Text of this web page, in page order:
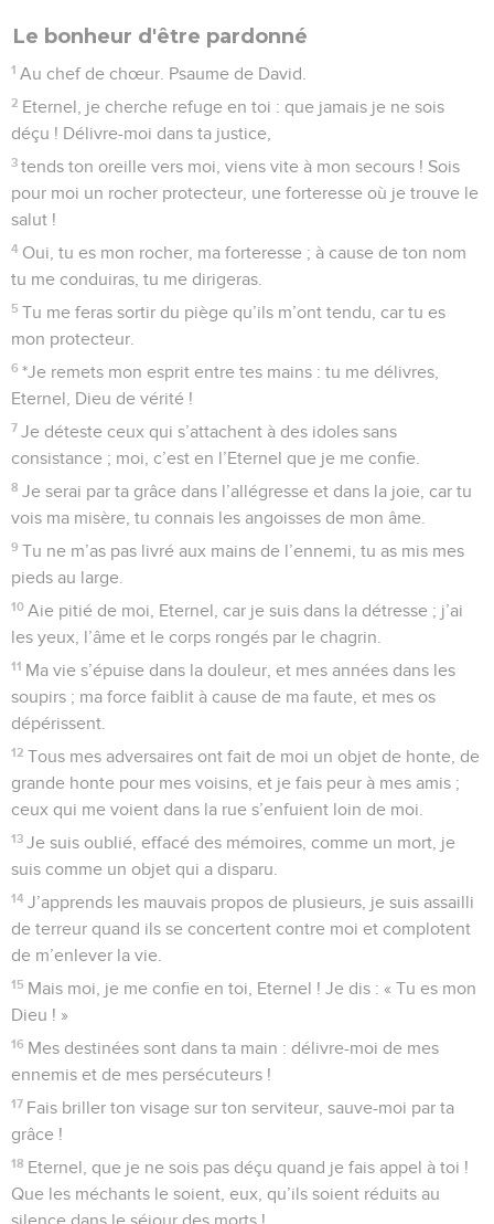
Le bonheur d'être pardonné
1 Au chef de chœur. Psaume de David.
2 Eternel, je cherche refuge en toi : que jamais je ne sois
déçu ! Délivre-moi dans ta justice,
3 tends ton oreille vers moi, viens vite à mon secours ! Sois
pour moi un rocher protecteur, une forteresse où je trouve le
salut !
4 Oui, tu es mon rocher, ma forteresse ; à cause de ton nom
tu me conduiras, tu me dirigeras.
5 Tu me feras sortir du piège qu’ils m’ont tendu, car tu es
mon protecteur.
6 *Je remets mon esprit entre tes mains : tu me délivres,
Eternel, Dieu de vérité !
7 Je déteste ceux qui s’attachent à des idoles sans
consistance ; moi, c’est en l’Eternel que je me confie.
8 Je serai par ta grâce dans l’allégresse et dans la joie, car tu
vois ma misère, tu connais les angoisses de mon âme.
9 Tu ne m’as pas livré aux mains de l’ennemi, tu as mis mes
pieds au large.
10 Aie pitié de moi, Eternel, car je suis dans la détresse ; j’ai
les yeux, l’âme et le corps rongés par le chagrin.
11 Ma vie s’épuise dans la douleur, et mes années dans les
soupirs ; ma force faiblit à cause de ma faute, et mes os
dépérissent.
12 Tous mes adversaires ont fait de moi un objet de honte, de
grande honte pour mes voisins, et je fais peur à mes amis ;
ceux qui me voient dans la rue s’enfuient loin de moi.
13 Je suis oublié, effacé des mémoires, comme un mort, je
suis comme un objet qui a disparu.
14 J’apprends les mauvais propos de plusieurs, je suis assailli
de terreur quand ils se concertent contre moi et complotent
de m’enlever la vie.
15 Mais moi, je me confie en toi, Eternel ! Je dis : « Tu es mon
Dieu ! »
16 Mes destinées sont dans ta main : délivre-moi de mes
ennemis et de mes persécuteurs !
17 Fais briller ton visage sur ton serviteur, sauve-moi par ta
grâce !
18 Eternel, que je ne sois pas déçu quand je fais appel à toi !
Que les méchants le soient, eux, qu’ils soient réduits au
silence dans le séjour des morts !